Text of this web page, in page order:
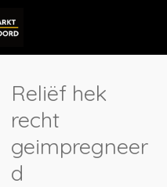
Reliëf hek
recht
geimpregneer
d